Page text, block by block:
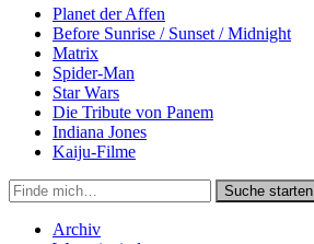
Planet der Affen
Before Sunrise / Sunset / Midnight
Matrix
Spider-Man
Star Wars
Die Tribute von Panem
Indiana Jones
Kaiju-Filme
Suche
in
https://secondunit-
Suche starten
Archiv